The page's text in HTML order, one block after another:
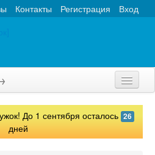
Вход
Регистрация
Контакты
До 1 сентября осталось 26
дней